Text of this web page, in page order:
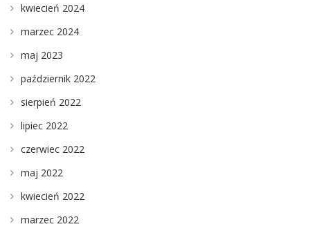
kwiecień 2024
marzec 2024
maj 2023
październik 2022
sierpień 2022
lipiec 2022
czerwiec 2022
maj 2022
kwiecień 2022
marzec 2022